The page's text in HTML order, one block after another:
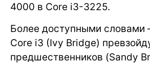
4000 в Core i3-3225.
Более доступными
Core i3 (Ivy Bridge)
предшественников (Sandy